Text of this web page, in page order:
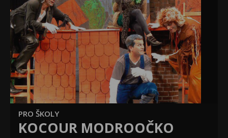
PRO ŠKOLY
KOCOUR MODROOČKO